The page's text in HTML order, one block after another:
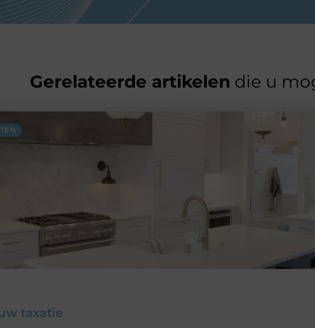
Gerelateerde artikelen die u
taxatie